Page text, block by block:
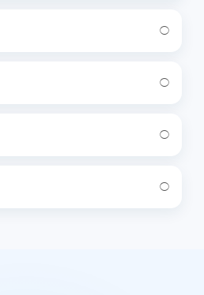
◯
◯
◯
◯